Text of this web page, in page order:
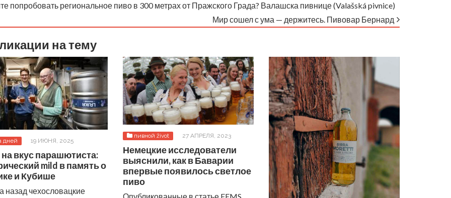
попробовать региональное пиво в 300 метрах от Пражского Града? Валашска пивнице (Valašská pivnice)
Мир сошел с ума — держитесь. Пивовар Бернард
на тему
дней 19 ИЮНЯ, 2025
вкус парашютиста:
mild в память о
и Кубише
назад чехословацкие
пивной život 27 АПРЕЛЯ, 2023
Немецкие исследователи
выяснили, как в Баварии
впервые появилось светлое
пиво